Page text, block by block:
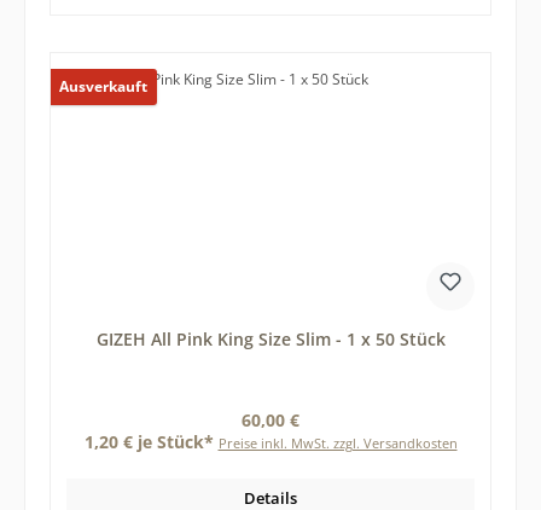
Ausverkauft
GIZEH All Pink King Size Slim - 1 x 50 Stück
Regulärer Preis:
60,00 €
1,20 € je Stück* Preise inkl. MwSt. zzgl. Versandkosten
Details